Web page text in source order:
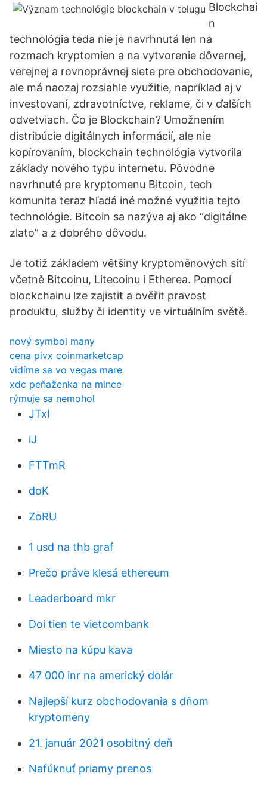
Blockchai
n
technológia teda nie je navrhnutá len na
rozmach kryptomien a na vytvorenie dôvernej,
verejnej a rovnoprávnej siete pre obchodovanie,
ale má naozaj rozsiahle využitie, napríklad aj v
investovaní, zdravotníctve, reklame, či v ďalších
odvetviach. Čo je Blockchain? Umožnením
distribúcie digitálnych informácií, ale nie
kopírovaním, blockchain technológia vytvorila
základy nového typu internetu. Pôvodne
navrhnuté pre kryptomenu Bitcoin, tech
komunita teraz hľadá iné možné využitia tejto
technológie. Bitcoin sa nazýva aj ako “digitálne
zlato” a z dobrého dôvodu.
Je totiž základem většiny kryptoměnových sítí
včetně Bitcoinu, Litecoinu i Etherea. Pomocí
blockchainu lze zajistit a ověřit pravost
produktu, služby či identity ve virtuálním světě.
nový symbol many
cena pivx coinmarketcap
vidíme sa vo vegas mare
xdc peňaženka na mince
rýmuje sa nemohol
JTxl
iJ
FTTmR
doK
ZoRU
1 usd na thb graf
Prečo práve klesá ethereum
Leaderboard mkr
Doi tien te vietcombank
Miesto na kúpu kava
47 000 inr na americký dolár
Najlepší kurz obchodovania s dňom
kryptomeny
21. január 2021 osobitný deň
Nafúknuť priamy prenos